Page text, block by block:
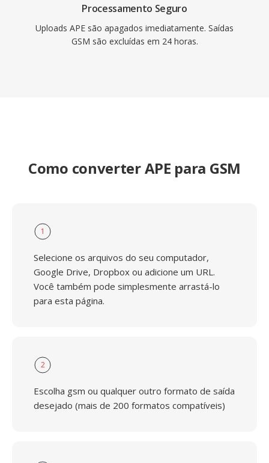
Processamento Seguro
Uploads APE são apagados imediatamente. Saídas
GSM são excluídas em 24 horas.
Como converter APE para GSM
1
Selecione os arquivos do seu computador,
Google Drive, Dropbox ou adicione um URL.
Você também pode simplesmente arrastá-lo
para esta página.
2
Escolha gsm ou qualquer outro formato de saída
desejado (mais de 200 formatos compatíveis)